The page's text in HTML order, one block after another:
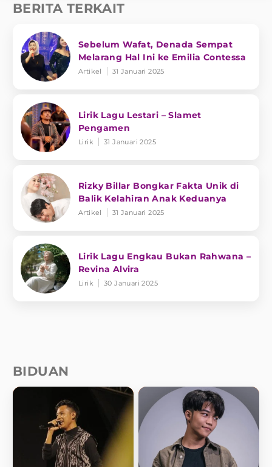
BERITA TERKAIT
Sebelum Wafat, Denada Sempat
Melarang Hal Ini ke Emilia Contessa
Artikel 31 Januari 2025
Lirik Lagu Lestari – Slamet
Pengamen
Lirik 31 Januari 2025
Rizky Billar Bongkar Fakta Unik di
Balik Kelahiran Anak Keduanya
Artikel 31 Januari 2025
Lirik Lagu Engkau Bukan Rahwana –
Revina Alvira
Lirik 30 Januari 2025
BIDUAN